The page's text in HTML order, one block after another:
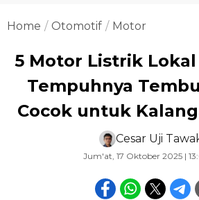
Home Otomotif Motor
5 Motor Listrik
Tempuhnya
Cocok untuk
Cesar Uji
Jum'at, 17 Oktober 2025 |